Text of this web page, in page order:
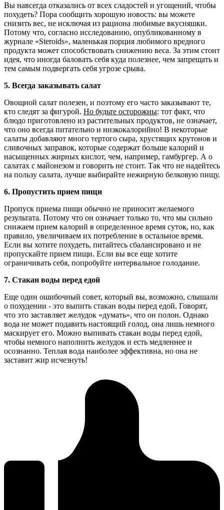
Вы навсегда отказались от всех сладостей и угощений, чтобы
похудеть? Пора сообщить хорошую новость: вы можете
снизить вес, не исключая из рациона любимые вкусняшки.
Потому что, согласно исследованию, опубликованному в
журнале «Steroids», маленькая порция любимого вредного
продукта может способствовать снижению веса. За этим стоит
идея, что иногда баловать себя куда полезнее, чем запрещать и
тем самым подвергать себя угрозе срыва.
5. Всегда заказывать салат
Овощной салат полезен, и поэтому его часто заказывают те,
кто следят за фигурой. Но будьте осторожны: тот факт, что
блюдо приготовлено из растительных продуктов, не означает,
что оно всегда питательно и низкокалорийно! В некоторые
салаты добавляют много тертого сыра, хрустящих крутонов и
сливочных заправок, которые содержат больше калорий и
насыщенных жирных кислот, чем, например, гамбургер. А о
салатах с майонезом и говорить не стоит. Так что не надейтесь
на пользу салата, лучше выбирайте нежирную белковую пищу.
6. Пропустить прием пищи
Пропуск приема пищи обычно не приносит желаемого
результата. Потому что он означает только то, что мы сильно
снижаем прием калорий в определенное время суток, но, как
правило, увеличиваем их потребление в остальное время.
Если вы хотите похудеть, питайтесь сбалансировано и не
пропускайте прием пищи. Если вы все еще хотите
ограничивать себя, попробуйте интервальное голодание.
7. Стакан воды перед едой
Еще один ошибочный совет, который вы, возможно, слышали
о похудении - это выпить стакан воды перед едой. Говорят,
что это заставляет желудок «думать», что он полон. Однако
вода не может подавить настоящий голод, она лишь немного
маскирует его. Можно выпивать стакан воды перед едой,
чтобы немного наполнить желудок и есть медленнее и
осознанно. Теплая вода наиболее эффективна, но она не
заставит жир исчезнуть!